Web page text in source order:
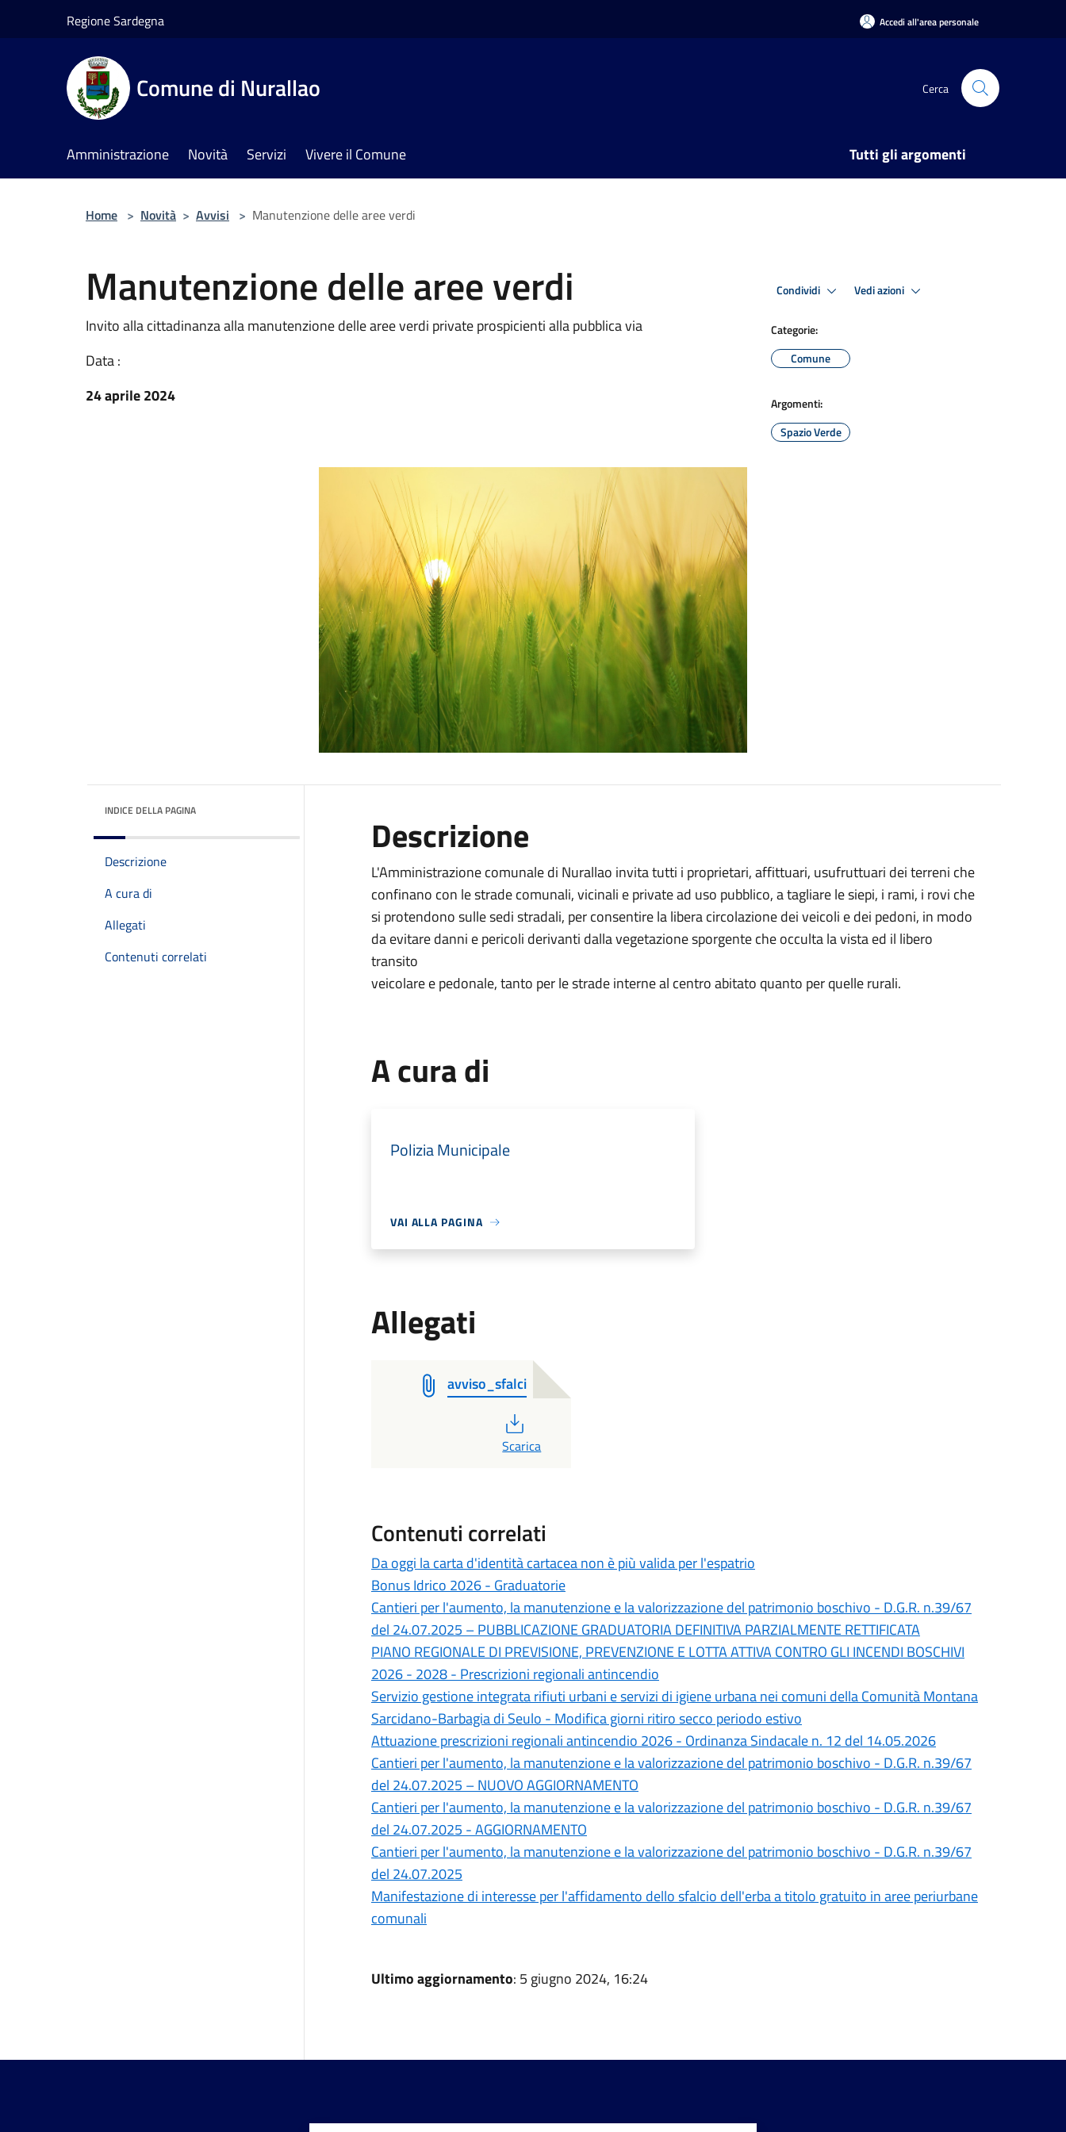
Regione Sardegna Accedi all'area personale
Comune di Nurallao Cerca
Amministrazione Novità Servizi Vivere il Comune Tutti gli argomenti
Home > Novità > Avvisi > Manutenzione delle aree verdi
Manutenzione delle aree verdi
Invito alla cittadinanza alla manutenzione delle aree verdi private prospicienti alla pubblica via
Data :
24 aprile 2024
Condividi Vedi azioni
Categorie:
Comune
Argomenti:
Spazio Verde
INDICE DELLA PAGINA
Descrizione
A cura di
Allegati
Contenuti correlati
Descrizione
L'Amministrazione comunale di Nurallao invita tutti i proprietari, affittuari, usufruttuari dei terreni che
confinano con le strade comunali, vicinali e private ad uso pubblico, a tagliare le siepi, i rami, i rovi che
si protendono sulle sedi stradali, per consentire la libera circolazione dei veicoli e dei pedoni, in modo
da evitare danni e pericoli derivanti dalla vegetazione sporgente che occulta la vista ed il libero
transito
veicolare e pedonale, tanto per le strade interne al centro abitato quanto per quelle rurali.
A cura di
Polizia Municipale
VAI ALLA PAGINA
Allegati
avviso_sfalci
PDF
Scarica
Contenuti correlati
Da oggi la carta d'identità cartacea non è più valida per l'espatrio
Bonus Idrico 2026 - Graduatorie
Cantieri per l'aumento, la manutenzione e la valorizzazione del patrimonio boschivo - D.G.R. n.39/67
del 24.07.2025 – PUBBLICAZIONE GRADUATORIA DEFINITIVA PARZIALMENTE RETTIFICATA
PIANO REGIONALE DI PREVISIONE, PREVENZIONE E LOTTA ATTIVA CONTRO GLI INCENDI BOSCHIVI
2026 - 2028 - Prescrizioni regionali antincendio
Servizio gestione integrata rifiuti urbani e servizi di igiene urbana nei comuni della Comunità Montana
Sarcidano-Barbagia di Seulo - Modifica giorni ritiro secco periodo estivo
Attuazione prescrizioni regionali antincendio 2026 - Ordinanza Sindacale n. 12 del 14.05.2026
Cantieri per l'aumento, la manutenzione e la valorizzazione del patrimonio boschivo - D.G.R. n.39/67
del 24.07.2025 – NUOVO AGGIORNAMENTO
Cantieri per l'aumento, la manutenzione e la valorizzazione del patrimonio boschivo - D.G.R. n.39/67
del 24.07.2025 - AGGIORNAMENTO
Cantieri per l'aumento, la manutenzione e la valorizzazione del patrimonio boschivo - D.G.R. n.39/67
del 24.07.2025
Manifestazione di interesse per l'affidamento dello sfalcio dell'erba a titolo gratuito in aree periurbane
comunali
Ultimo aggiornamento: 5 giugno 2024, 16:24